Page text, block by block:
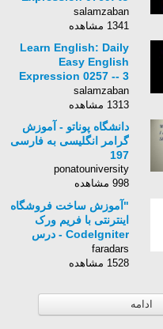
horse around
salamzaban
1341 مشاهده
Learn English: Daily
Easy English
Expression 0257 -- 3
Minute English
Lesson: Spick and
span
salamzaban
1313 مشاهده
دانشگاه پوناتو - آموزش
گرامر انگلیسی به فارسی
197
ponatouniversity
998 مشاهده
"آموزش ساخت فروشگاه
اینترنتی با فریم ورک
CodeIgniter - درس
دوم: اجزا ظاهری وب
سایت "
faradars
1528 مشاهده
ادامه